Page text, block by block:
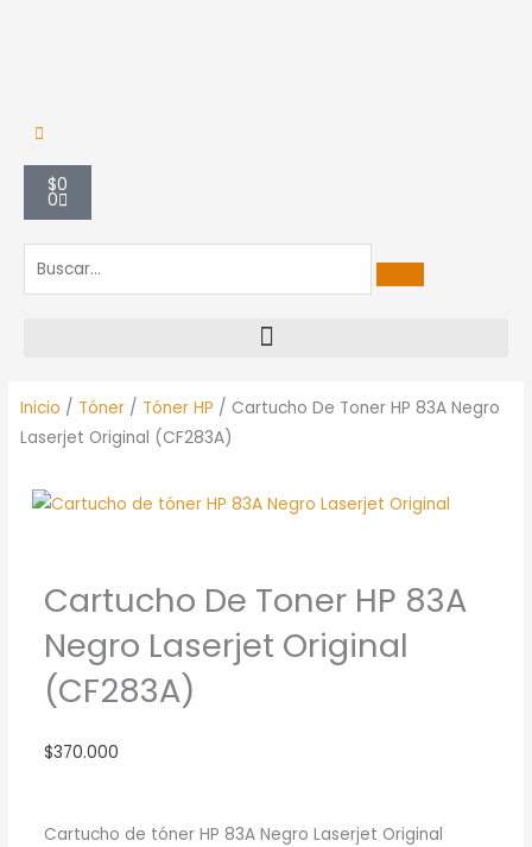
$0
0
Carrito
Inicio / Tóner / Tóner HP / Cartucho De Toner HP 83A Negro
Laserjet Original (CF283A)
Cartucho De Toner HP 83A
Negro Laserjet Original
(CF283A)
$370.000
Cartucho de tóner HP 83A Negro Laserjet Original